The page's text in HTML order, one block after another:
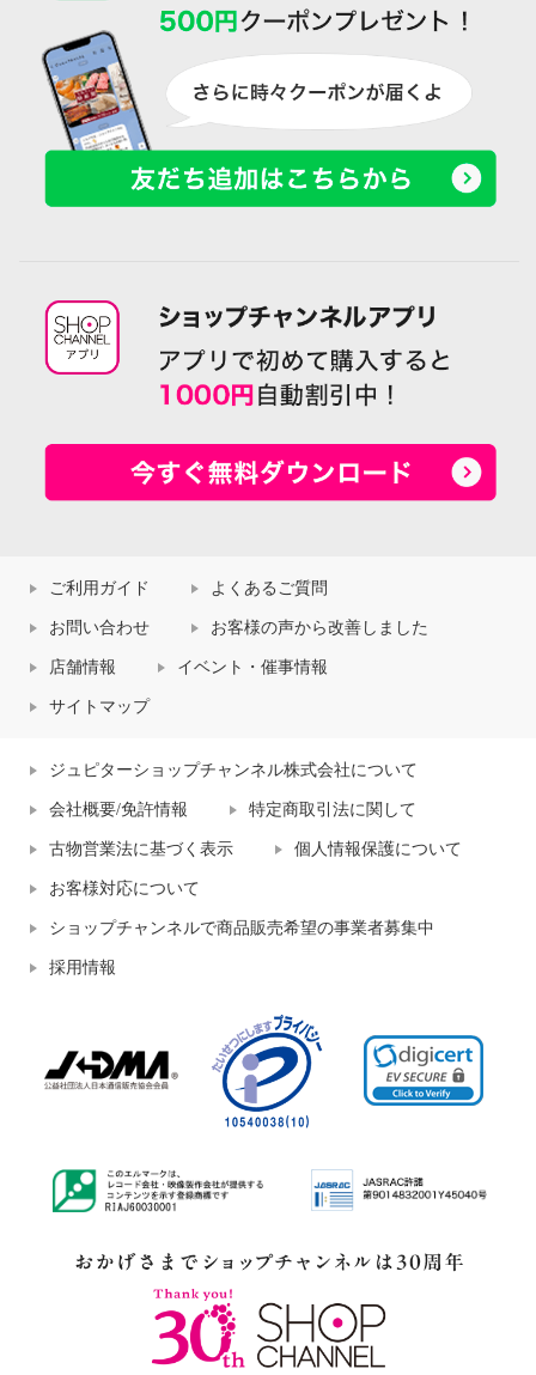
ご利用ガイド よくあるご質問
お問い合わせ お客様の声から改善しました
店舗情報 イベント・催事情報
サイトマップ
ジュピターショップチャンネル株式会社について
会社概要/免許情報 特定商取引法に関して
古物営業法に基づく表示 個人情報保護について
お客様対応について
ショップチャンネルで商品販売希望の事業者募集中
採用情報